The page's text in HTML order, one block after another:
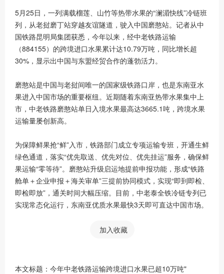
5月25日，一列满载榴莲、山竹等热带水果的“澜湄快线”冷链班
列，从老挝磨丁站穿越友谊隧道，驶入中国磨憨站。记者从中
国铁路昆明局集团获悉，今年以来，经中老铁路运输
（884155）的跨境进口水果累计达10.79万吨，同比增长超
30%，显示出中国与东盟经贸合作的蓬勃活力。
磨憨站是中国与老挝间唯一的国家级铁路口岸，也是东南亚水
果进入中国市场的重要枢纽。近期随着东南亚热带水果集中上
市，中老铁路磨憨站单日入境水果最高达3665.1吨，跨境水果
运输量屡创新高。
为保障鲜果抢“鲜”入市，铁路部门成立专项运输专班，开通生鲜
绿色通道，落实“优先取送、优先对位、优先挂运”服务，确保鲜
果运输“零等待”。磨憨站升级启运地提前申报功能，形成“铁路
舱单＋企业申报＋海关审单”三提前协同模式，实现“即到即检、
即检即放”，通关时间大幅压缩。目前，中老泰全铁冷链专列已
实现常态化运行，东南亚优质水果最快3天即可直达中国市场。
加入收藏
本文标题：今年中老铁路运输跨境进口水果已超10万吨"